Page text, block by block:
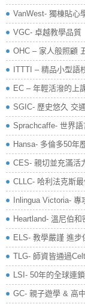
VanWest- 獨棟貼心
VGC- 卓越教學品質
OHC – 家人般照顧
ITTTI – 精品小型語
EC – 年輕活潑的上
SGIC- 歷史悠久 交
Sprachcaffe- 世界
Hansa- 多倫多50年
CES- 親切並充滿活
CLLC- 哈利法克斯
Inlingua
Heartland- 溫尼伯
ELS- 教學嚴謹 進步
TLG- 師資皆通過
LSI- 50年的全球連
GC- 親子遊學 & 高